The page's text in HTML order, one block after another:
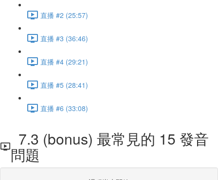
直播 #2 (25:57)
直播 #3 (36:46)
直播 #4 (29:21)
直播 #5 (28:41)
直播 #6 (33:08)
7.3 (bonus) 最常見的 15 發音
問題